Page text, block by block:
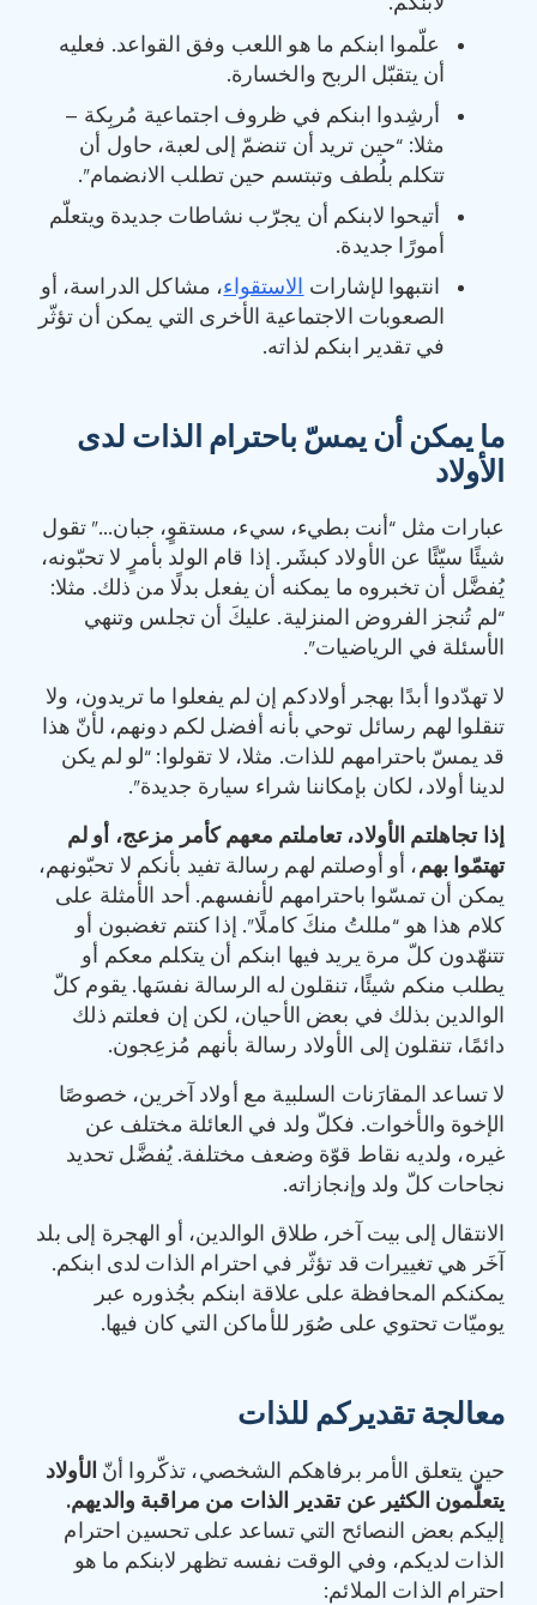
لابنكم.
علّموا ابنكم ما هو اللعب وفق القواعد. فعليه
أن يتقبّل الربح والخسارة.
أرشِدوا ابنكم في ظروف اجتماعية مُربِكة –
مثلا: “حين تريد أن تنضمّ إلى لعبة، حاول أن
تتكلم بلُطف وتبتسم حين تطلب الانضمام”.
أتيحوا لابنكم أن يجرّب نشاطات جديدة ويتعلّم
أمورًا جديدة.
انتبهوا لإشارات الاستقواء، مشاكل الدراسة، أو
الصعوبات الاجتماعية الأخرى التي يمكن أن تؤثّر
في تقدير ابنكم لذاته.
ما يمكن أن يمسّ باحترام الذات لدى
الأولاد
عبارات مثل “أنت بطيء، سيء، مستقوٍ، جبان…” تقول
شيئًا سيّئًا عن الأولاد كبشَر. إذا قام الولد بأمرٍ لا تحبّونه،
يُفضَّل أن تخبروه ما يمكنه أن يفعل بدلًا من ذلك. مثلا:
“لم تُنجز الفروض المنزلية. عليكَ أن تجلس وتنهي
الأسئلة في الرياضيات”.
لا تهدّدوا أبدًا بهجر أولادكم إن لم يفعلوا ما تريدون، ولا
تنقلوا لهم رسائل توحي بأنه أفضل لكم دونهم، لأنّ هذا
قد يمسّ باحترامهم للذات. مثلا، لا تقولوا: “لو لم يكن
لدينا أولاد، لكان بإمكاننا شراء سيارة جديدة”.
إذا تجاهلتم الأولاد، تعاملتم معهم كأمر مزعج، أو لم
تهتمّوا بهم، أو أوصلتم لهم رسالة تفيد بأنكم لا تحبّونهم،
يمكن أن تمسّوا باحترامهم لأنفسهم. أحد الأمثلة على
كلام هذا هو “مللتُ منكَ كاملًا”. إذا كنتم تغضبون أو
تتنهّدون كلّ مرة يريد فيها ابنكم أن يتكلم معكم أو
يطلب منكم شيئًا، تنقلون له الرسالة نفسَها. يقوم كلّ
الوالدين بذلك في بعض الأحيان، لكن إن فعلتم ذلك
دائمًا، تنقلون إلى الأولاد رسالة بأنهم مُزعِجون.
لا تساعد المقارَنات السلبية مع أولاد آخرين، خصوصًا
الإخوة والأخوات. فكلّ ولد في العائلة مختلف عن
غيره، ولديه نقاط قوّة وضعف مختلفة. يُفضَّل تحديد
نجاحات كلّ ولد وإنجازاته.
الانتقال إلى بيت آخر، طلاق الوالدين، أو الهجرة إلى بلد
آخَر هي تغييرات قد تؤثّر في احترام الذات لدى ابنكم.
يمكنكم المحافظة على علاقة ابنكم بجُذوره عبر
يوميّات تحتوي على صُوَر للأماكن التي كان فيها.
معالجة تقديركم للذات
حين يتعلق الأمر برفاهكم الشخصي، تذكّروا أنّ الأولاد
يتعلّمون الكثير عن تقدير الذات من مراقبة والديهم.
إليكم بعض النصائح التي تساعد على تحسين احترام
الذات لديكم، وفي الوقت نفسه تظهر لابنكم ما هو
احترام الذات الملائم: